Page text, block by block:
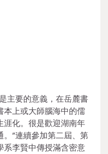
主要的意義，在岳麓書
本上或大師腦海中的儒
涯化。很是歡迎湖南年
”連續參加第二屆、第
系李賢中傳授滿含密意